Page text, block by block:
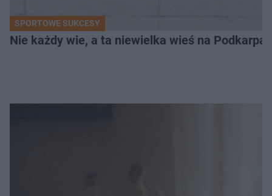
SPORTOWE SUKCESY
Nie każdy wie, a ta niewielka wieś na